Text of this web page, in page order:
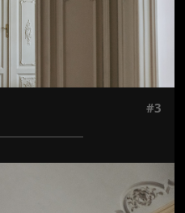
#3
kép!